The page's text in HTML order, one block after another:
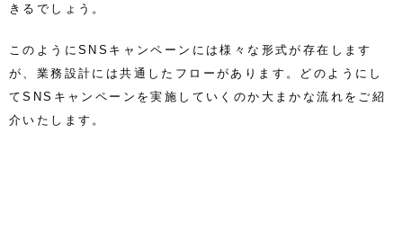
きるでしょう。
このようにSNSキャンペーンには様々な 形式が存在します
が、業務設計には共通したフローがあります 。どのようにし
てSNSキャンペーンを実施していくのか 大まかな流れをご紹
介いたします。